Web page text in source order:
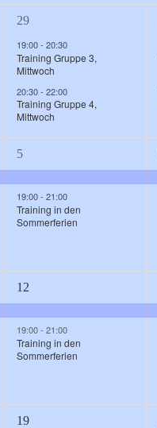
2
Veranstaltungen,
29
19:00- 20:30
Training Gruppe 3,
Mittwoch
20:30- 22:00
Training Gruppe 4,
Mittwoch
2
Veranstaltungen,
5
19:00- 21:00
Training in den
Sommerferien
2
Veranstaltungen,
12
19:00- 21:00
Training in den
Sommerferien
219